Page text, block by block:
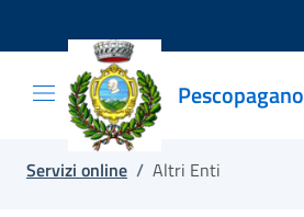
Salta e vai al contenuto
Salta e vai al footer
Pescopagano
Servizi online / Altri Enti